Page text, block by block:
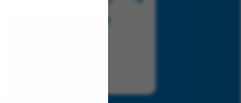
Low Voltage